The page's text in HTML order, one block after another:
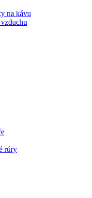
na kávu
rúry